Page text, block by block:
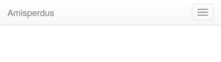
Amisperdus